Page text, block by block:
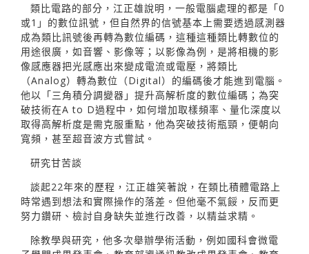
類比電路的部分，江正雄說明，一般電腦處理的都是「0
或1」的數位訊號，但自然界的信號基本上需要透過感測器
成為類比訊號後再轉為數位編碼，這種這種類比轉數位的
用途很廣，如音響、影像等；以影像為例，是將相機的影
像感應器把光感應出來變成電流或電壓，將類比
（Analog）轉為數位（Digital）的編碼後才能進到電腦。
他以「三角積分調變器」提升高解析度的數位編碼；為突
破技術在A to D過程中，如何增加取樣頻率、量化深度以
取得高解析度是需克服重點，他為突破技術瓶頸，便朝向
寬頻，甚至超音波方式嘗試。
研究甘苦談
談起22年來的歷程，江正雄笑著說，在類比積體電路上
時常遇到想法和實際操作的落差。但他毫不氣餒，反而更
努力鑽研、檢討自身缺失並進行改善，以精益求精。
除教學與研究，他多次舉辦學術活動，例如國科會微電